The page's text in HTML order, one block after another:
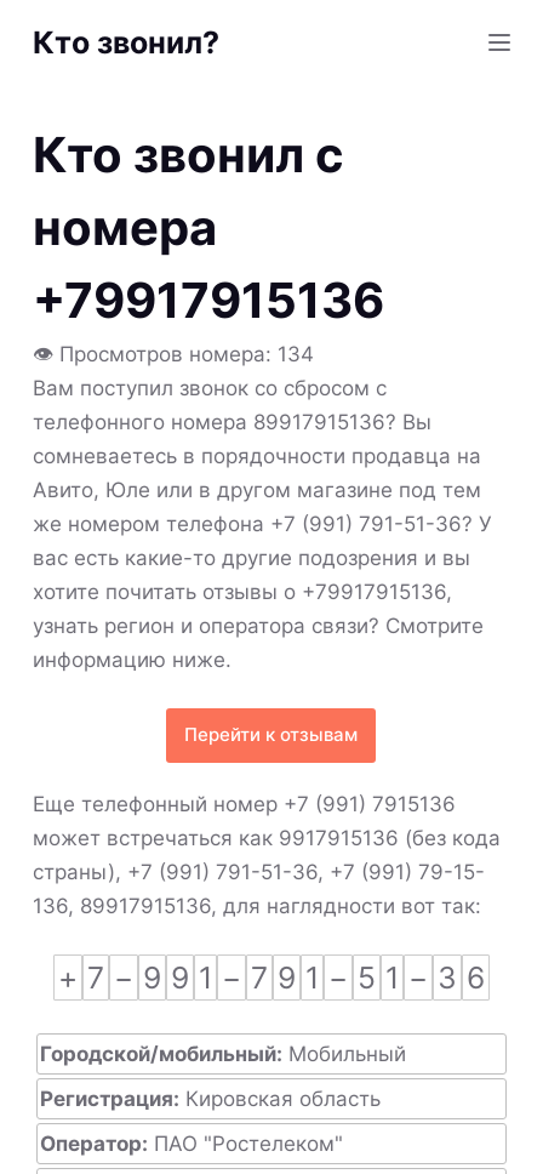
S
p
n
Кто звонил?
Кто звонил с
номера
+79917915136
👁 Просмотров номера: 134
Вам поступил звонок со сбросом с
телефонного номера 89917915136? Вы
сомневаетесь в порядочности продавца на
Авито, Юле или в другом магазине под тем
же номером телефона +7 (991) 791-51-36? У
вас есть какие-то другие подозрения и вы
хотите почитать отзывы о +79917915136,
узнать регион и оператора связи? Смотрите
информацию ниже.
Перейти к отзывам
Еще телефонный номер +7 (991) 7915136
может встречаться как 9917915136 (без кода
страны), +7 (991) 791-51-36, +7 (991) 79-15-
136, 89917915136, для наглядности вот так:
+ 7 − 9 9 1 − 7 9 1 − 5 1 − 3 6
Городской/мобильный: Мобильный
Регистрация: Кировская область
Оператор: ПАО "Ростелеком"